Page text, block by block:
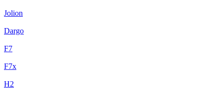
Jolion
Dargo
F7
F7x
H2